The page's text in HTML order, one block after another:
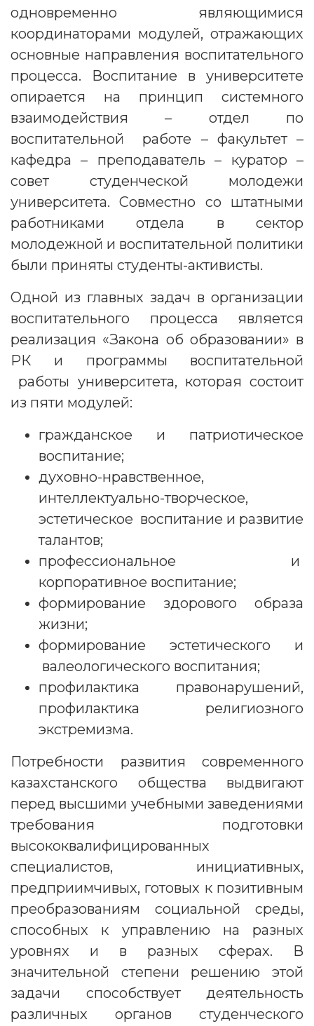
одновременно являющимися
координаторами модулей, отражающих
основные направления воспитательного
процесса. Воспитание в университете
опирается на принцип системного
взаимодействия – отдел по
воспитательной работе – факультет –
кафедра – преподаватель – куратор –
совет студенческой молодежи
университета. Совместно со штатными
работниками отдела в сектор
молодежной и воспитательной политики
были приняты студенты-активисты.
Одной из главных задач в организации
воспитательного процесса является
реализация «Закона об образовании» в
РК и программы воспитательной
работы университета, которая состоит
из пяти модулей:
гражданское и патриотическое
воспитание;
духовно-нравственное,
интеллектуально-творческое,
эстетическое воспитание и развитие
талантов;
профессиональное и
корпоративное воспитание;
формирование здорового образа
жизни;
формирование эстетического и
валеологического воспитания;
профилактика правонарушений,
профилактика религиозного
экстремизма.
Потребности развития современного
казахстанского общества выдвигают
перед высшими учебными заведениями
требования подготовки
высококвалифицированных
специалистов, инициативных,
предприимчивых, готовых к позитивным
преобразованиям социальной среды,
способных к управлению на разных
уровнях и в разных сферах. В
значительной степени решению этой
задачи способствует деятельность
различных органов студенческого